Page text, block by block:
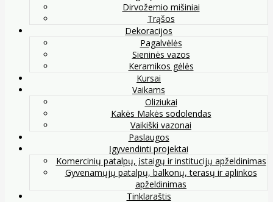
Dirvožemio mišiniai
Trąšos
Dekoracijos
Pagalvėlės
Sieninės vazos
Keramikos gėlės
Kursai
Vaikams
Oliziukai
Kakės Makės sodolendas
Vaikiški vazonai
Paslaugos
Įgyvendinti projektai
Komercinių patalpų, įstaigų ir institucijų apželdinimas
Gyvenamųjų patalpų, balkonų, terasų ir aplinkos
apželdinimas
Tinklaraštis